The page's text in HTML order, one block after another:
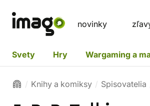
novinky
Svety Hry Wargaming a
Knihy a komiksy Spisovatelia